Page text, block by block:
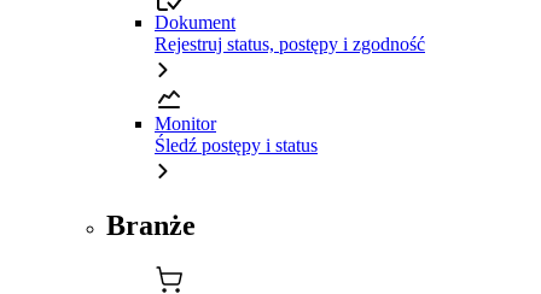
Dokument
Rejestruj status, postępy i zgodność
Monitor
Śledź postępy i status
Branże